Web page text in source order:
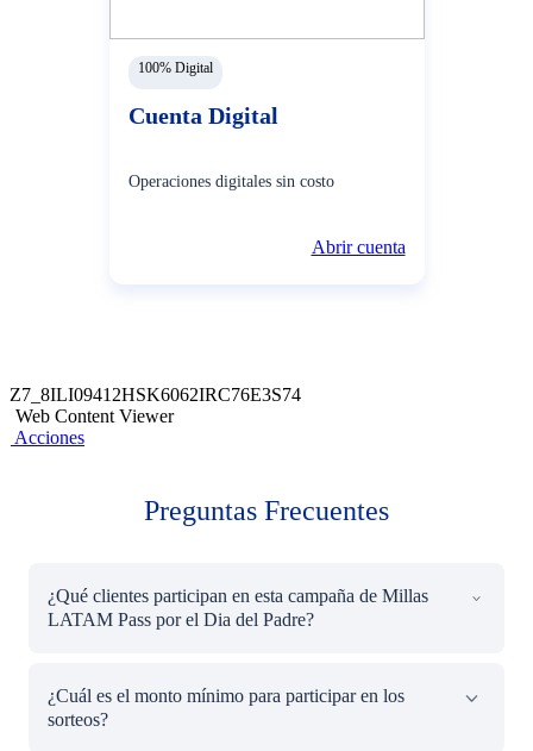
100% Digital
Cuenta Digital
Operaciones digitales sin costo
Abrir cuenta
Z7_8ILI09412HSK6062IRC76E3S74
Web Content Viewer
Acciones
Preguntas Frecuentes
¿Qué clientes participan en esta campaña de Millas
LATAM Pass por el Dia del Padre?
Premio, Sueldo, y/o alcancía digital “Warda” que hayan
sido invitados a la campaña vía Email y/o SMS, y que se
¿Cuál es el monto mínimo para participar en los
sorteos?